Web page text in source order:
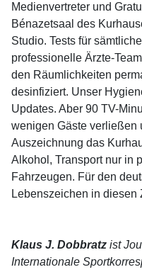
Medienvertreter und
Bénazetsaal des
Studio. Tests für
professionelle Ärzte-
den Räumlichkeiten
desinfiziert. Unser
Updates. Aber 90 TV-
wenigen Gäste verließen
Auszeichnung das
Alkohol, Transport nur in
Fahrzeugen. Für den
Lebenszeichen in diesen
Klaus J. Dobbratz ist
Internationale